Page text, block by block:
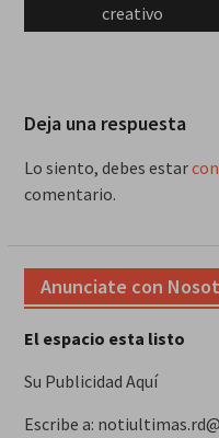
creativo
Deja una respuesta
Lo siento, debes estar
comentario.
Anunciate con
El espacio esta listo
Su Publicidad Aquí
Escribe a: